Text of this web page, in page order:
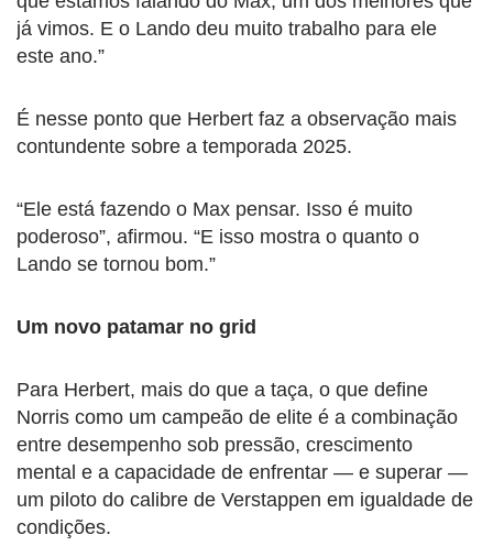
já vimos. E o Lando deu muito trabalho para ele
este ano.”
É nesse ponto que Herbert faz a observação mais
contundente sobre a temporada 2025.
“Ele está fazendo o Max pensar. Isso é muito
poderoso”, afirmou. “E isso mostra o quanto o
Lando se tornou bom.”
Um novo patamar no grid
Para Herbert, mais do que a taça, o que define
Norris como um campeão de elite é a combinação
entre desempenho sob pressão, crescimento
mental e a capacidade de enfrentar — e superar —
um piloto do calibre de Verstappen em igualdade de
condições.